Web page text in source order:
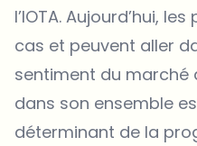
l’IOTA. Aujourd’hui,
cas et peuvent aller
sentiment du
dans son ensemble
déterminant de la